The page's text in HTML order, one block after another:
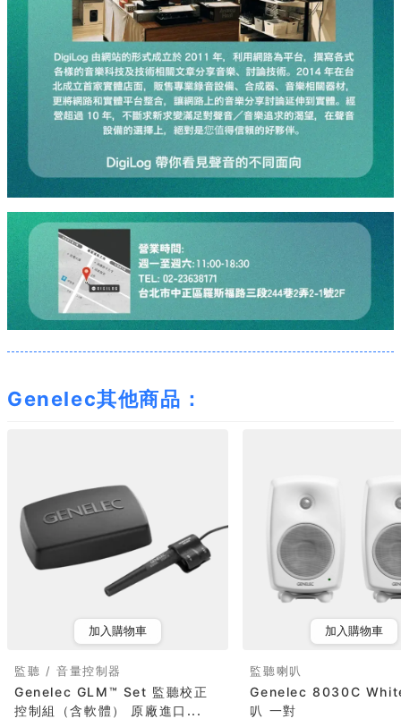
Genelec其他商品：
加入購物車
監聽 / 音量控制器
Genelec GLM™ Set 監聽校正
控制組（含軟體） 原廠進口...
加入購物車
監聽喇叭
Genelec 8030C
叭 一對